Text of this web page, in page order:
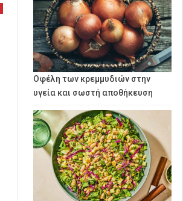
Οφέλη των κρεμμυδιών στην
υγεία και σωστή αποθήκευση